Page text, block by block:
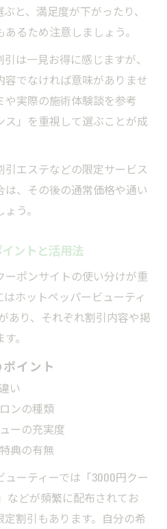
と、満足度が下がったり、
るため注意しましょう。
は一見お得に感じますが、
でなければ意味がありませ
実際の施術体験談を参考
ス」を重視して選ぶことが成
引エステなどの限定サービス
、その後の通常価格や通い
う。
ントと活用法
ポンサイトの使い分けが重
ホットペッパービューティ
あり、それぞれ割引内容や掲
。
イント
い
ンの種類
ーの充実度
典の有無
ーティーでは「3000円クー
などが頻繁に配布されてお
割引もあります。自分の希